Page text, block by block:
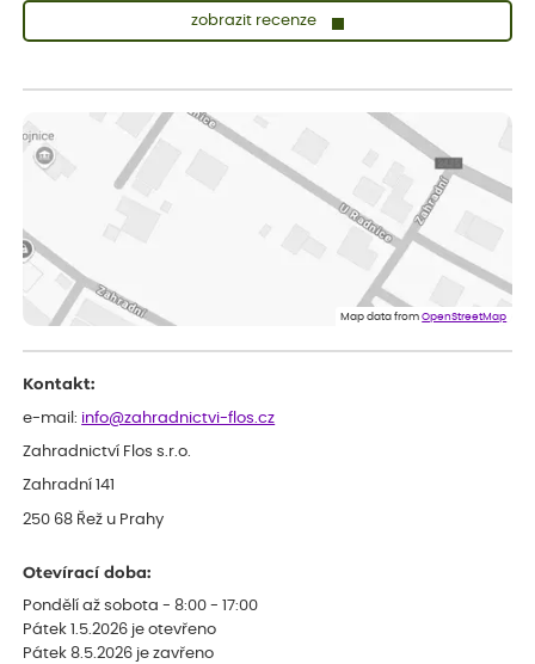
zobrazit recenze
Měla jsem pouze 1objednavku a zatím jsem spokojená se
sazenicemi
Miroslava
Rostliny byly v pořádku, dobře zabalené, celková spokojenost.
Doporučuji :). Spokojenost, stromky v pěkném stavu. Jediné, co
my chybělo, bylo komunikování nedostupného zboží před
Map data fromOpenStreetMap
Kontakt:
e-mail: info@zahradnictvi-flos.cz
Zahradnictví Flos s.r.o.
Zahradní 141
250 68 Řež u Prahy
Otevírací doba:
Pondělí až sobota - 8:00 - 17:00
Pátek 1.5.2026 je otevřeno
Pátek 8.5.2026 je zavřeno